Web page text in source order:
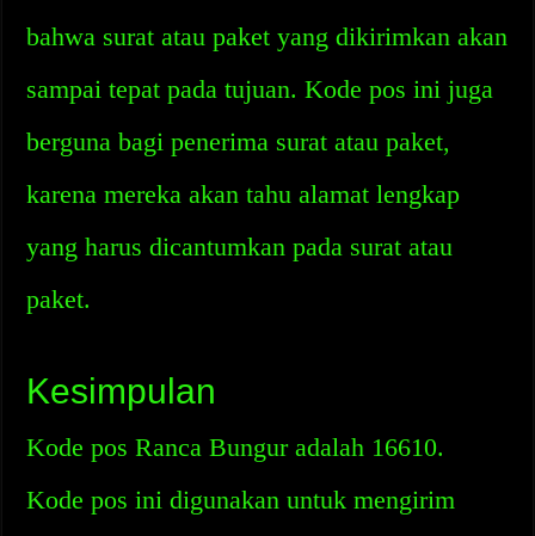
bahwa surat atau paket yang dikirimkan akan
sampai tepat pada tujuan. Kode pos ini juga
berguna bagi penerima surat atau paket,
karena mereka akan tahu alamat lengkap
yang harus dicantumkan pada surat atau
paket.
Kesimpulan
Kode pos Ranca Bungur adalah 16610.
Kode pos ini digunakan untuk mengirim